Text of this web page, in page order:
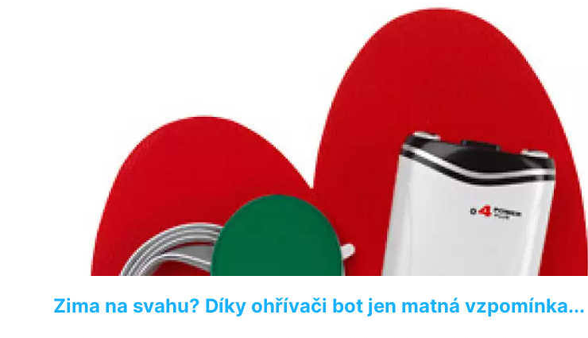
Zima na svahu? Díky ohřívači bot jen matná vzpomínka...